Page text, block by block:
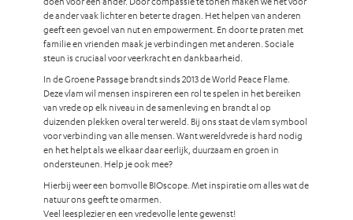
de ander vaak lichter en beter te dragen. Het helpen van anderen
geeft een gevoel van nut en empowerment. En door te praten met
familie en vrienden maak je verbindingen met anderen. Sociale
steun is cruciaal voor veerkracht en dankbaarheid.
In de Groene Passage brandt sinds 2013 de World Peace Flame.
Deze vlam wil mensen inspireren een rol te spelen in het bereiken
van vrede op elk niveau in de samenleving en brandt al op
duizenden plekken overal ter wereld. Bij ons staat de vlam symbool
voor verbinding van alle mensen. Want wereldvrede is hard nodig
en het helpt als we elkaar daar eerlijk, duurzaam en groen in
ondersteunen. Help je ook mee?
Hierbij weer een bomvolle BIOscope. Met inspiratie om alles wat de
natuur ons geeft te omarmen.
Veel leesplezier en een vredevolle lente gewenst!